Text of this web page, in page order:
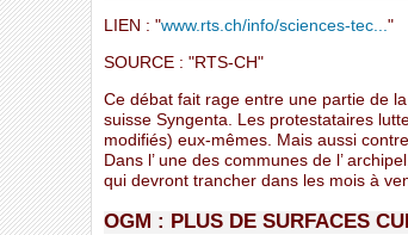
LIEN : "www.rts.ch/info/sciences-tec..."
SOURCE : "RTS-CH"
Ce débat fait rage entre une partie de
suisse Syngenta. Les protestataires
modifiés) eux-mêmes. Mais aussi
Dans l’ une des communes de l’
qui devront trancher dans les mois à
OGM : PLUS DE SURFACES